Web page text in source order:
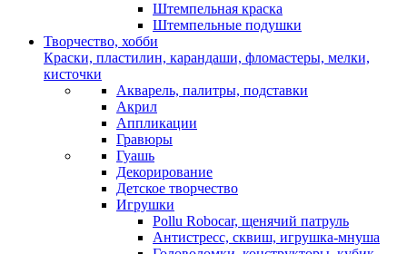
Штемпельная краска
Штемпельные подушки
Творчество, хобби
Краски, пластилин, карандаши, фломастеры, мелки,
кисточки
Акварель, палитры, подставки
Акрил
Аппликации
Гравюры
Гуашь
Декорирование
Детское творчество
Игрушки
Pollu Robocar, щенячий патруль
Антистресс, сквиш, игрушка-мнуша